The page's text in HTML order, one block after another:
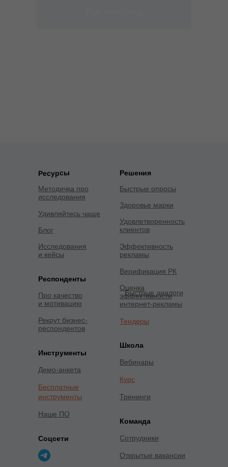
Решения
Быстрые опросы
Оценка
эффективности
интернет-рекламы
Быстрые диалоги
Тендеры
Верификация РК
Здоровье марки
Удовлетворенность
клиентов
Эффективность
рекламы
Ресурсы
Методичка про
исследования
Исследования
и кейсы
Блог
Удивляйтесь чаще
Школа
Респонденты
Про качество
и мотивацию
Рекрут бизнес-
респондентов
Команда
Сотрудники
Открытые вакансии
Инструменты
Демо-анкета
Бесплатные
инструменты
Наше ПО
Вебинары
Курс
Тренинги
Соцсети